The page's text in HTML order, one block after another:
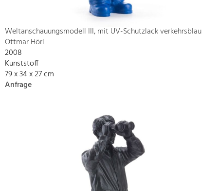
Weltanschauungsmodell III, mit UV-Schutzlack verkehrsblau
Ottmar Hörl
2008
Kunststoff
79 x 34 x 27 cm
Anfrage